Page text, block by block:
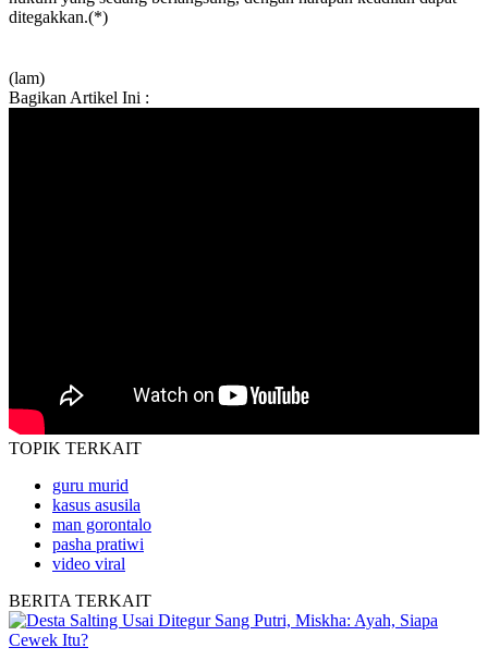
ditegakkan.(*)
(lam)
Bagikan Artikel Ini :
TOPIK TERKAIT
guru murid
kasus asusila
man gorontalo
pasha pratiwi
video viral
BERITA TERKAIT